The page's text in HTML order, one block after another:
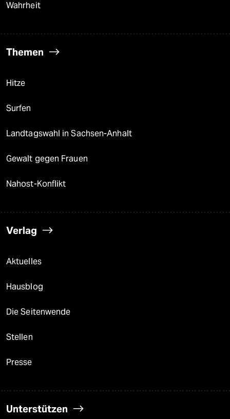
Wahrheit
Themen
Hitze
Surfen
Landtagswahl in Sachsen-Anhalt
Gewalt gegen Frauen
Nahost-Konflikt
Verlag
Aktuelles
Hausblog
Die Seitenwende
Stellen
Presse
Unterstützen